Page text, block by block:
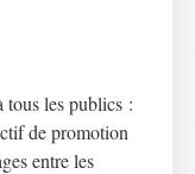
tous les publics :
de promotion
entre les